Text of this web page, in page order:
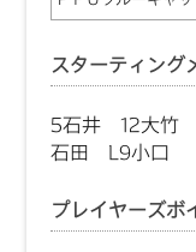
スターティング
5石井 12大竹
石田 L9小口
プレイヤーズボ